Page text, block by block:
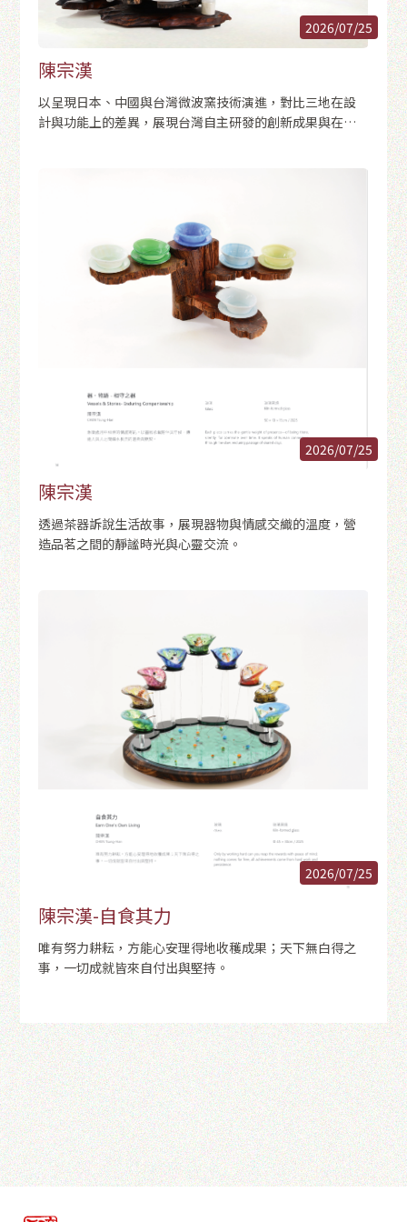
2026/07/25
陳宗漢
以呈現日本、中國與台灣微波窯技術演進，對比三地在設
計與功能上的差異，展現台灣自主研發的創新成果與在地
2026/07/25
陳宗漢
透過茶器訴說生活故事，展現器物與情感交織的溫度，營
造品茗之間的靜謐時光與心靈交流。
2026/07/25
陳宗漢-自食其力
唯有努力耕耘，方能心安理得地收穫成果；天下無白得之
事，一切成就皆來自付出與堅持。